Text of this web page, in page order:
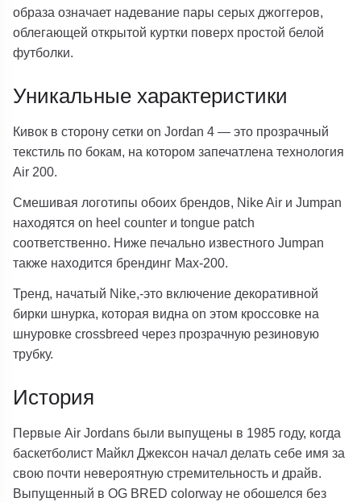
образа означает надевание пары серых джоггеров,
облегающей открытой куртки поверх простой белой
футболки.
Уникальные характеристики
Кивок в сторону сетки on Jordan 4 — это прозрачный
текстиль по бокам, на котором запечатлена технология
Air 200.
Смешивая логотипы обоих брендов, Nike Air и Jumpan
находятся on heel counter и tongue patch
соответственно. Ниже печально известного Jumpan
также находится брендинг Max-200.
Тренд, начатый Nike,-это включение декоративной
бирки шнурка, которая видна on этом кроссовке на
шнуровке crossbreed через прозрачную резиновую
трубку.
История
Первые Air Jordans были выпущены в 1985 году, когда
баскетболист Майкл Джексон начал делать себе имя за
свою почти невероятную стремительность и драйв.
Выпущенный в OG BRED colorway не обошелся без